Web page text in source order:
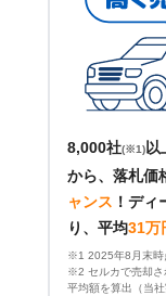
8,000社(※1)
から、落札価
ャンス ！ ディ
り、平均31万
※1 2025年8月末時
※2 セルカで売却さ
平均額を算出（当